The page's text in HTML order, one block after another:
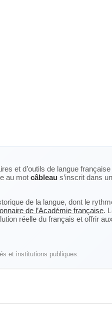
et d’outils de langue
au mot câbleau s’inscrit dans
de la langue, dont le
de l’Académie française.
réelle du français et offrir
et institutions publiques.